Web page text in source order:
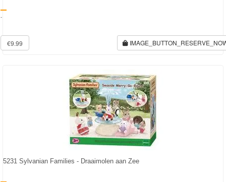
-
€9.99
5231 Sylvanian Families - Draaimolen aan Zee